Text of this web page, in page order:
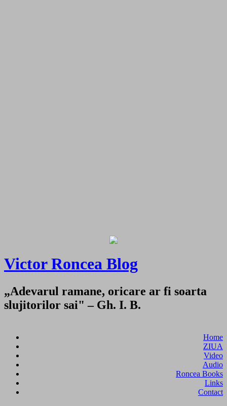
Victor Roncea Blog
„Adevarul ramane, oricare ar fi soarta
slujitorilor sai" – Gh. I. B.
Home
ZIUA
Video
Audio
Roncea Books
Links
Contact